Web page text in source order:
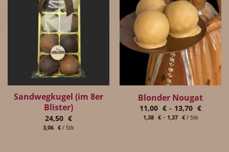
Sandwegkugel (im 8er
Blister)
24,50 €
3,06 € / Stk
Blonder Nougat
11,00 € – 13,70 €
1,38 €– 1,37 €/ Stk